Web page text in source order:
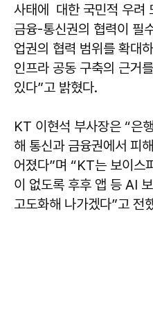
사태에 대한 국민적 우려
금융-통신권의 협력이 필
업권의 협력 범위를 확대
인프라 공동 구축의 근거
있다”고 밝혔다.
KT 이현석 부사장은 “은
해 통신과 금융권에서 피
어졌다”며 “KT는 보이스
이 없도록 후후 앱 등 AI
고도화해 나가겠다”고 전